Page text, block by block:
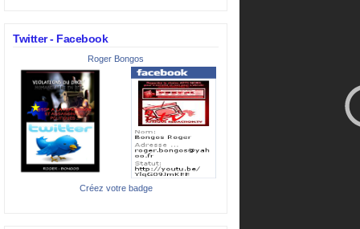
Twitter - Facebook
Roger Bongos
Créez votre badge